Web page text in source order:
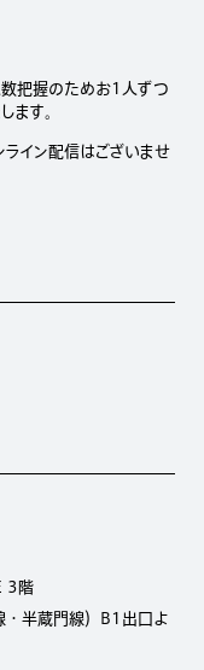
数把握のためお1人ずつ
ます。
ライン配信はございませ
3階
・半蔵門線）B1出口よ